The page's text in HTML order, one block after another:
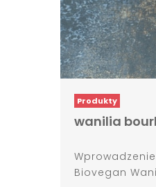
Produkty
wanilia
Biovegan